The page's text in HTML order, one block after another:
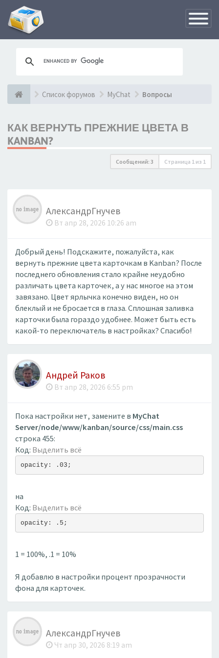
Список форумов MyChat Вопросы
КАК ВЕРНУТЬ ПРЕЖНИЕ ЦВЕТА В
KANBAN?
Сообщений: 3 Страница 1 из 1
АлександрГнучев
Вт апр 28, 2026 10:26 am
Добрый день! Подскажите, пожалуйста, как
вернуть прежние цвета карточкам в Kanban? После
последнего обновления стало крайне неудобно
различать цвета карточек, а у нас многое на этом
завязано. Цвет ярлычка конечно виден, но он
блеклый и не бросается в глаза. Сплошная заливка
карточки была гораздо удобнее. Может быть есть
какой-то переключатель в настройках? Спасибо!
Андрей Раков
Вт апр 28, 2026 6:55 pm
Пока настройки нет, замените в MyChat
Server/node/www/kanban/source/css/main.css
строка 455:
Код: Выделить всё
opacity: .03;
на
Код: Выделить всё
opacity: .5;
1 = 100%, .1 = 10%
Я добавлю в настройки процент прозрачности
фона для карточек.
АлександрГнучев
Чт апр 30, 2026 8:19 am